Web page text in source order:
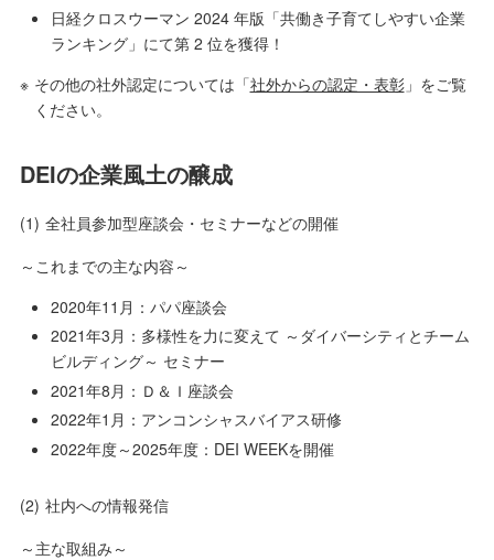
日経クロスウーマン 2024 年版「共働き子育てしやすい企業
ランキング」にて第 2 位を獲得！
※ その他の社外認定については「社外からの認定・表彰」をご覧
ください。
DEIの企業風土の醸成
(1) 全社員参加型座談会・セミナーなどの開催
～これまでの主な内容～
2020年11月：パパ座談会
2021年3月：多様性を力に変えて ～ダイバーシティとチーム
ビルディング～ セミナー
2021年8月：Ｄ＆Ｉ座談会
2022年1月：アンコンシャスバイアス研修
2022年度～2025年度：DEI WEEKを開催
(2) 社内への情報発信
～主な取組み～